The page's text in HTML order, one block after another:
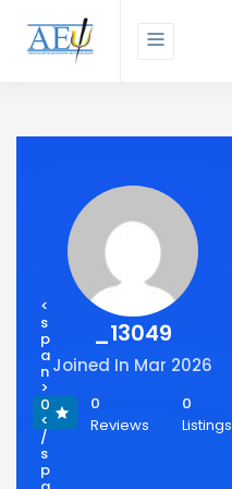
_13049
Joined In Mar 2026
<
s
p
a
n
>
0
<
/
s
p
0
Reviews
0
Listings